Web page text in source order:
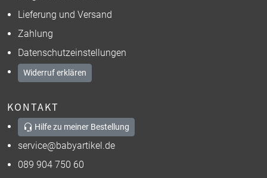
Lieferung und Versand
Zahlung
Datenschutzeinstellungen
Widerruf erklären
KONTAKT
Hilfe zu meiner Bestellung
service@babyartikel.de
089 904 750 60